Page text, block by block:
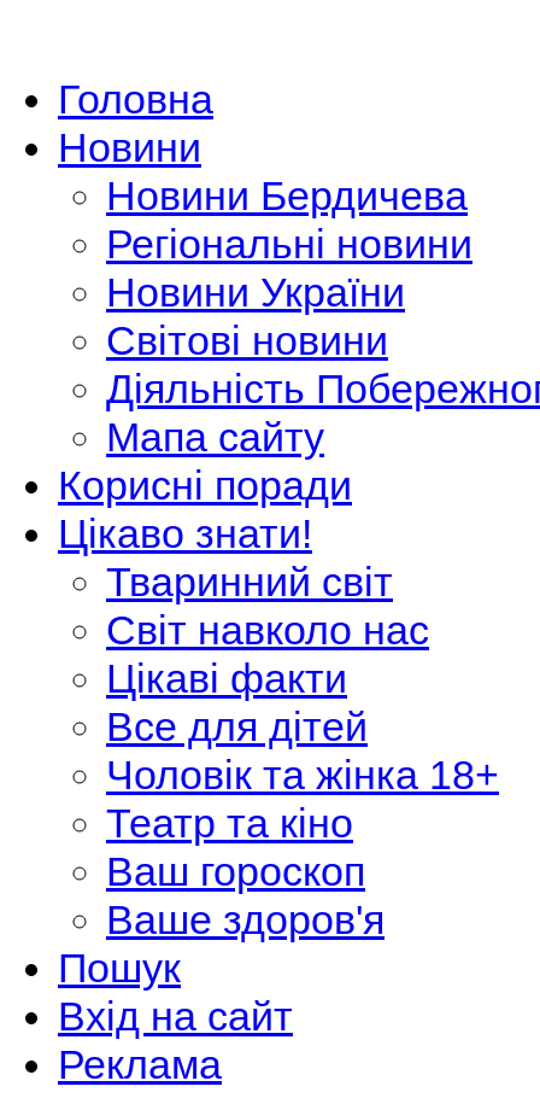
Головна
Новини
Новини Бердичева
Регіональні новини
Новини України
Світові новини
Діяльність
Мапа сайту
Корисні поради
Цікаво знати!
Тваринний світ
Світ навколо нас
Цікаві факти
Все для дітей
Чоловік та жінка 18+
Театр та кіно
Ваш гороскоп
Ваше здоров'я
Пошук
Вхід на сайт
Реклама